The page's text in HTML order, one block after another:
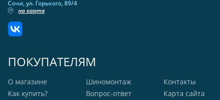
Сочи, ул. Горького, 89/4
на карте
ПОКУПАТЕЛЯМ
О магазине
Как купить?
Шиномонтаж
Вопрос-ответ
Контакты
Карта сайта